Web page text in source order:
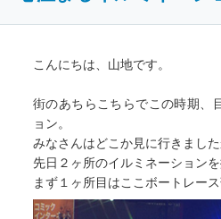
こんにちは、山地です。
街のあちらこちらでこの時期、
ョン。
みなさんはどこか見に行きました
先日２ヶ所のイルミネーションを
まず１ヶ所目はここボートレース